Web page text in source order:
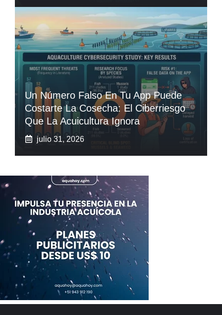
Un Número Falso En Tu App Puede
Costarte La Cosecha: El Ciberriesgo
Que La Acuicultura Ignora
julio 31, 2026